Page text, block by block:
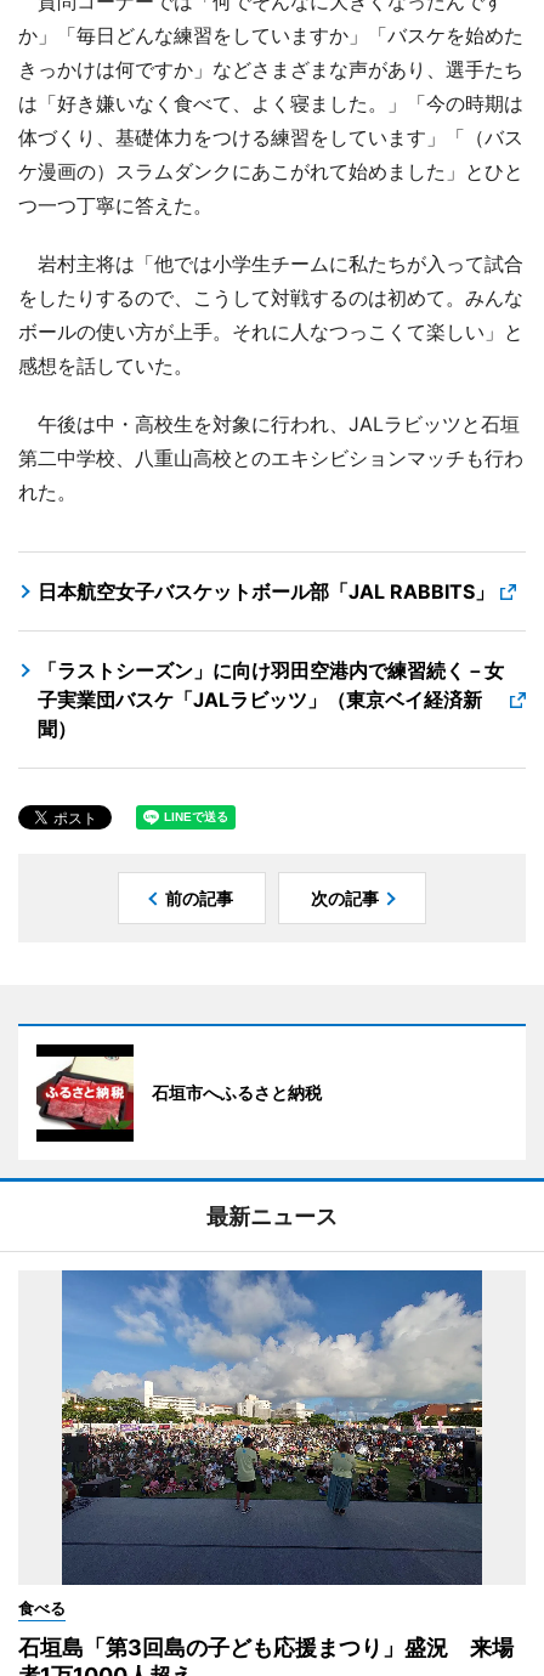
か」「毎日どんな練習をしていますか」「バスケを始めた
きっかけは何ですか」などさまざまな声があり、選手たち
は「好き嫌いなく食べて、よく寝ました。」「今の時期は
体づくり、基礎体力をつける練習をしています」「（バス
ケ漫画の）スラムダンクにあこがれて始めました」とひと
つ一つ丁寧に答えた。
岩村主将は「他では小学生チームに私たちが入って試合
をしたりするので、こうして対戦するのは初めて。みんな
ボールの使い方が上手。それに人なつっこくて楽しい」と
感想を話していた。
午後は中・高校生を対象に行われ、JALラビッツと石垣
第二中学校、八重山高校とのエキシビションマッチも行わ
れた。
日本航空女子バスケットボール部「JAL RABBITS」
「ラストシーズン」に向け羽田空港内で練習続く－女
子実業団バスケ「JALラビッツ」（東京ベイ経済新
聞）
前の記事 次の記事
石垣市へふるさと納税
最新ニュース
食べる
石垣島「第3回島の子ども応援まつり」盛況 来場